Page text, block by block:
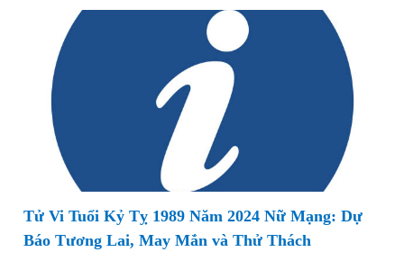
Tử Vi Tuổi Kỷ Tỵ 1989 Năm 2024 Nữ Mạng: Dự
Báo Tương Lai, May Mắn và Thử Thách